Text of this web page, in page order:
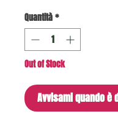
Quantità*
Out of Stock
Avvisami quando è